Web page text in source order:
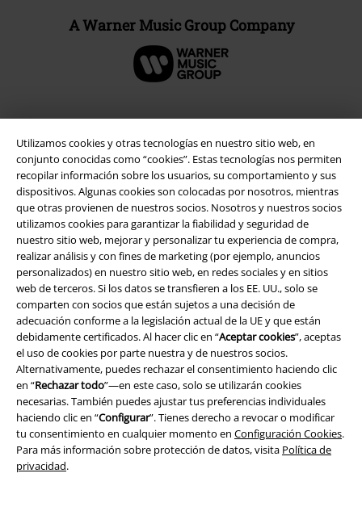
Utilizamos cookies y otras tecnologías en nuestro sitio web, en
conjunto conocidas como “cookies”. Estas tecnologías nos permiten
recopilar información sobre los usuarios, su comportamiento y sus
dispositivos. Algunas cookies son colocadas por nosotros, mientras
que otras provienen de nuestros socios. Nosotros y nuestros socios
utilizamos cookies para garantizar la fiabilidad y seguridad de
nuestro sitio web, mejorar y personalizar tu experiencia de compra,
realizar análisis y con fines de marketing (por ejemplo, anuncios
personalizados) en nuestro sitio web, en redes sociales y en sitios
web de terceros. Si los datos se transfieren a los EE. UU., solo se
comparten con socios que están sujetos a una decisión de
adecuación conforme a la legislación actual de la UE y que están
debidamente certificados. Al hacer clic en “Aceptar cookies”, aceptas
el uso de cookies por parte nuestra y de nuestros socios.
Alternativamente, puedes rechazar el consentimiento haciendo clic
en “Rechazar todo”—en este caso, solo se utilizarán cookies
necesarias. También puedes ajustar tus preferencias individuales
haciendo clic en “Configurar”. Tienes derecho a revocar o modificar
tu consentimiento en cualquier momento en Configuración Cookies.
Para más información sobre protección de datos, visita Política de
privacidad.
A Warner Music Group Company
Seguridad
Legal
Términos y Condiciones
Aviso Legal
Ley protección de datos